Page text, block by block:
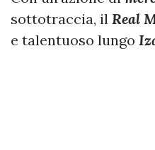
sottotraccia, il Real
e talentuoso lungo